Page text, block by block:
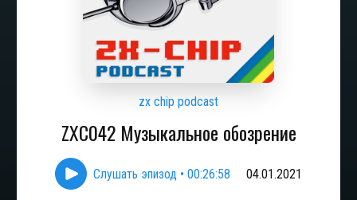
zx chip podcast
ZXC042 Музыкальное обозрение
Слушать эпизод • 00:26:58 04.01.2021